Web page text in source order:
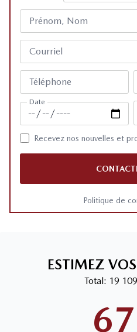
Prénom, Nom
Courriel
Téléphone
Date
Recevez nos nouvelles et
Politique de
ESTIMEZ
Total: 19
67